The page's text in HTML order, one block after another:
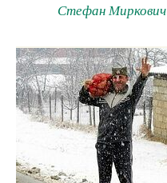
Стефан Миркович